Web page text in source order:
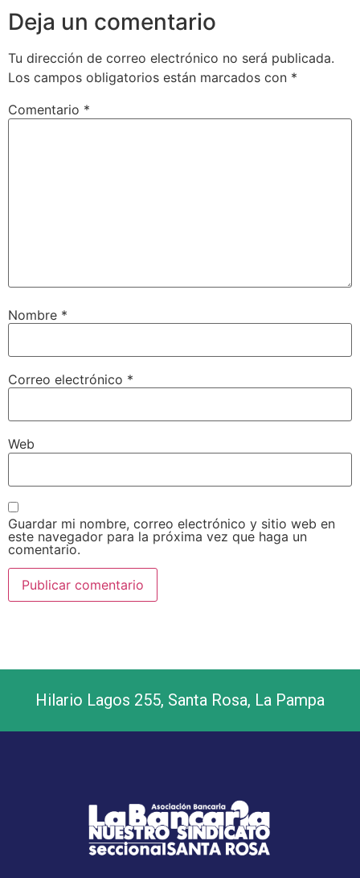
Deja un comentario
Tu dirección de correo electrónico no será publicada.
Los campos obligatorios están marcados con *
Comentario *
Nombre *
Correo electrónico *
Web
Guardar mi nombre, correo electrónico y sitio web en
este navegador para la próxima vez que haga un
comentario.
Hilario Lagos 255, Santa Rosa, La Pampa